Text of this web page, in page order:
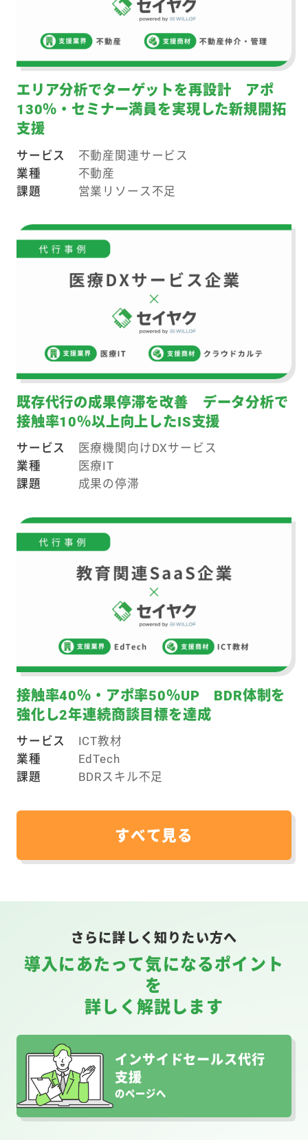
エリア分析でターゲットを再設計 アポ
130％・セミナー満員を実現した新規開拓
支援
サービス
不動産関連サービス
業種
不動産
課題
営業リソース不足
既存代行の成果停滞を改善 データ分析で
接触率10％以上向上したIS支援
サービス
医療機関向けDXサービス
業種
医療IT
課題
成果の停滞
接触率40％・アポ率50％UP BDR体制を
強化し2年連続商談目標を達成
サービス
ICT教材
業種
EdTech
課題
BDRスキル不足
すべて見る
さらに詳しく知りたい方へ
導入にあたって気になるポイント
を
詳しく解説します
インサイドセールス代行
支援
のページへ